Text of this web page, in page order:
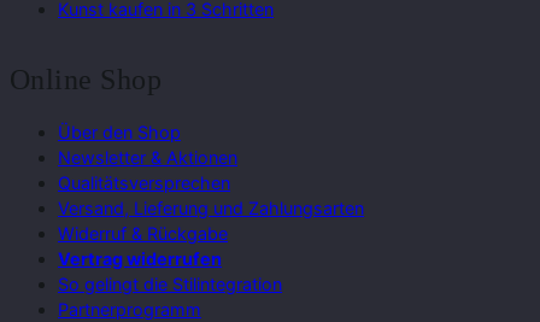
Kunst kaufen in 3 Schritten
Online Shop
Über den Shop
Newsletter & Aktionen
Qualitätsversprechen
Versand, Lieferung und Zahlungsarten
Widerruf & Rückgabe
Vertrag widerrufen
So gelingt die Stilintegration
Partnerprogramm